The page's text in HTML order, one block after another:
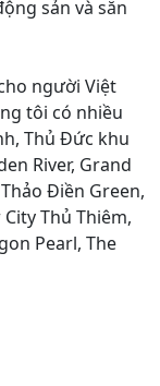
sản và sẵn
người Việt
tôi có nhiều
Thủ Đức khu
River, Grand
Điền Green,
Thủ Thiêm,
Pearl, The